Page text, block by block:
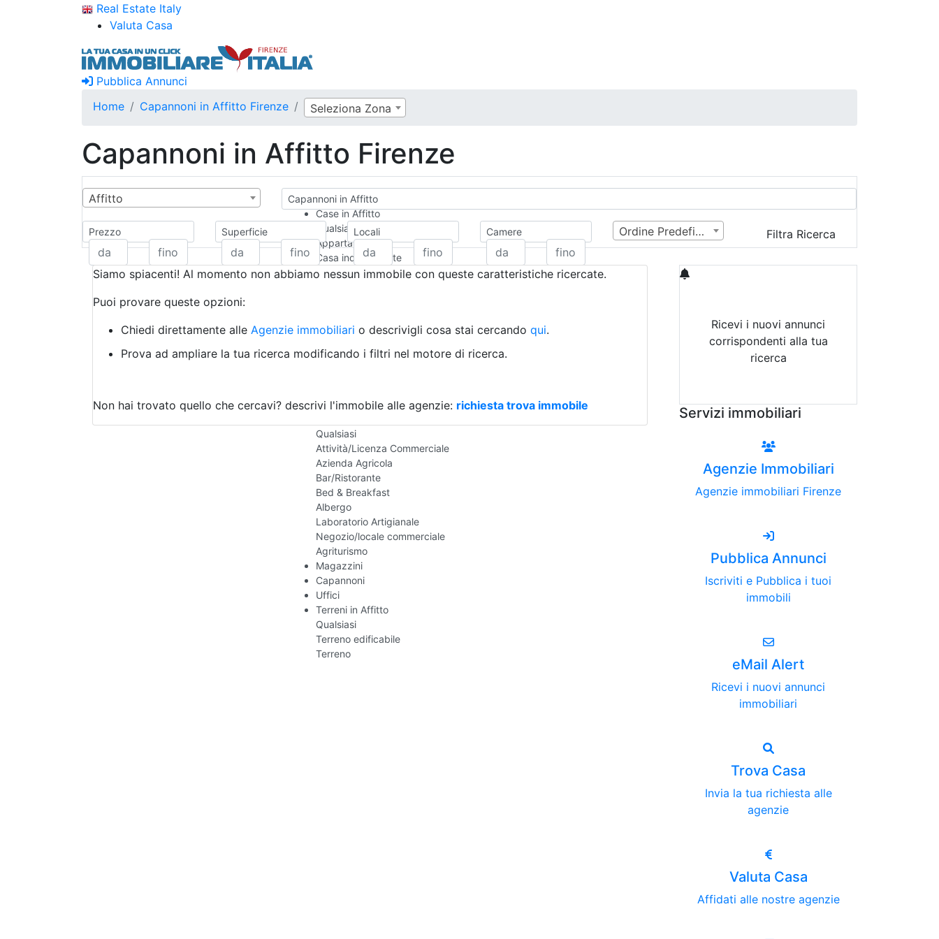
Real Estate Italy
Valuta Casa
Pubblica Annunci
Home
Capannoni in Affitto Firenze Seleziona Zona
Capannoni in Affitto Firenze
Affitto
Capannoni in Affitto
Case in Affitto
Qualsiasi
Appartamento
Casa indipendente
Casa Semi-indipendente
Rustico/Casale
Camera d'Albergo
Box/Garage
Qualsiasi
Attività/Licenza Commerciale
Azienda Agricola
Bar/Ristorante
Bed & Breakfast
Albergo
Laboratorio Artigianale
Negozio/locale commerciale
Agriturismo
Magazzini
Capannoni
Uffici
Terreni in Affitto
Qualsiasi
Terreno edificabile
Terreno
Prezzo Superficie Locali Camere Ordine Predefinito Filtra Ricerca
Siamo spiacenti! Al momento non abbiamo nessun immobile con queste caratteristiche ricercate.
Puoi provare queste opzioni:
Chiedi direttamente alle Agenzie immobiliari o descrivigli cosa stai cercando qui.
Prova ad ampliare la tua ricerca modificando i filtri nel motore di ricerca.
Non hai trovato quello che cercavi? descrivi l'immobile alle agenzie: richiesta trova immobile
Ricevi i nuovi annunci
corrispondenti alla tua
ricerca
Servizi immobiliari
Agenzie Immobiliari
Agenzie immobiliari Firenze
Pubblica Annunci
Iscriviti e Pubblica i tuoi
immobili
eMail Alert
Ricevi i nuovi annunci
immobiliari
Trova Casa
Invia la tua richiesta alle
agenzie
Valuta Casa
Affidati alle nostre agenzie